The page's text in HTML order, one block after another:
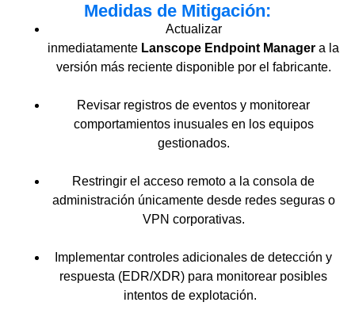
Medidas de Mitigación:
Actualizar
inmediatamente Lanscope Endpoint Manager a la
versión más reciente disponible por el fabricante.
Revisar registros de eventos y monitorear
comportamientos inusuales en los equipos
gestionados.
Restringir el acceso remoto a la consola de
administración únicamente desde redes seguras o
VPN corporativas.
Implementar controles adicionales de detección y
respuesta (EDR/XDR) para monitorear posibles
intentos de explotación.